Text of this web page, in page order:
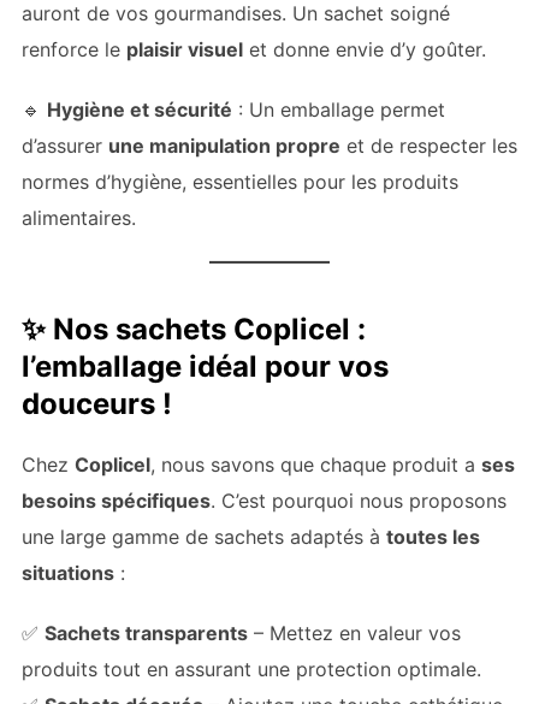
auront de vos gourmandises. Un sachet soigné
renforce le plaisir visuelet donne envie d’y goûter.
🔹 Hygiène et sécurité : Un emballage permet
d’assurer une manipulation propre et de respecter les
normes d’hygiène, essentielles pour les produits
alimentaires.
✨ Nos sachets Coplicel :
l’emballage idéal pour vos
douceurs !
Chez Coplicel, nous savons que chaque produit a ses
besoins spécifiques. C’est pourquoi nous proposons
une large gamme de sachets adaptés à toutes les
situations:
✅ Sachets transparents– Mettez en valeur vos
produits tout en assurant une protection optimale.